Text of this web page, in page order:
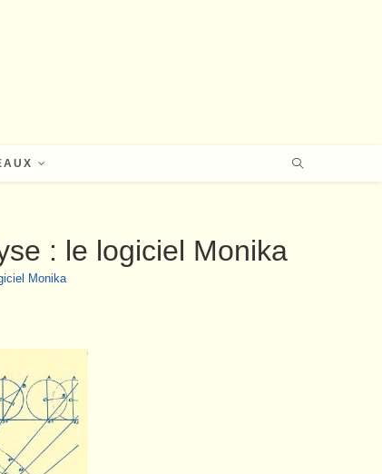
: le logiciel Monika
Monika